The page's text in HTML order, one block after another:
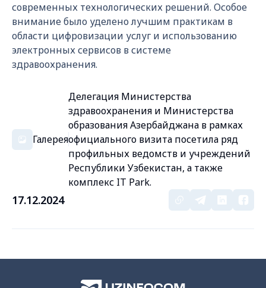
современных технологических решений. Особое
внимание было уделено лучшим практикам в
области цифровизации услуг и использованию
электронных сервисов в системе
здравоохранения.
Галерея
Делегация Министерства
здравоохранения и Министерства
образования Азербайджана в рамках
официального визита посетила ряд
профильных ведомств и учреждений
Республики Узбекистан, а также
комплекс IT Park.
17.12.2024